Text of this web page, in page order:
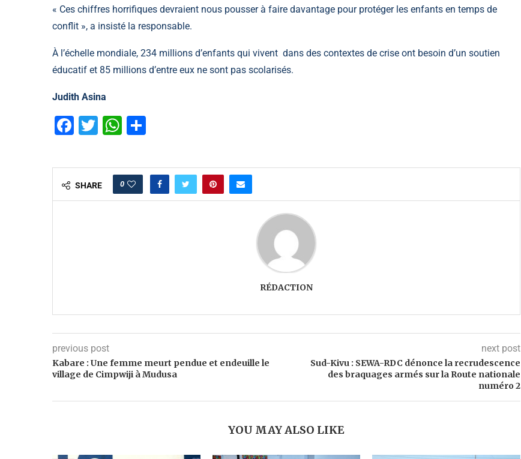
« Ces chiffres horrifiques devraient nous pousser à faire davantage pour protéger les enfants en temps de
conflit », a insisté la responsable.
À l’échelle mondiale, 234 millions d’enfants qui vivent dans des contextes de crise ont besoin d’un soutien
éducatif et 85 millions d’entre eux ne sont pas scolarisés.
Judith Asina
Facebook
TwitterWhatsApp
SHARE 0
RÉDACTION
previous post
Kabare : Une femme meurt pendue et endeuille le
village de Cimpwiji à Mudusa
next post
Sud-Kivu : SEWA-RDC dénonce la recrudescence
des braquages armés sur la Route nationale
numéro 2
YOU MAY ALSO LIKE